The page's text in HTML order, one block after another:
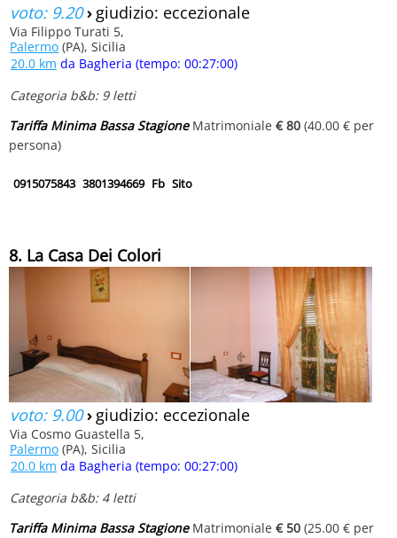
voto: 9.20› giudizio: eccezionale
Via Filippo Turati 5,
Palermo (PA), Sicilia
20.0 km da Bagheria (tempo: 00:27:00)
Categoria b&b: 9 letti
Tariffa Minima Bassa StagioneMatrimoniale € 80 (40.00 € per
persona)
0915075843 3801394669 Fb Sito
8. La Casa Dei Colori
voto: 9.00› giudizio: eccezionale
Via Cosmo Guastella 5,
Palermo (PA), Sicilia
20.0 km da Bagheria (tempo: 00:27:00)
Categoria b&b: 4 letti
Tariffa Minima Bassa StagioneMatrimoniale € 50 (25.00 € per